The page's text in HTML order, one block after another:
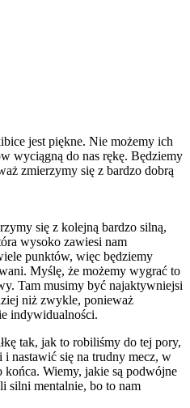
jest piękne. Nie możemy ich
wyciągną do nas rękę. Będziemy
zmierzymy się z bardzo dobrą
się z kolejną bardzo silną,
wysoko zawiesi nam
punktów, więc będziemy
Myślę, że możemy wygrać to
Tam musimy być najaktywniejsi
niż zwykle, ponieważ
indywidualności.
tak, jak to robiliśmy do tej pory,
nastawić się na trudny mecz, w
Wiemy, jakie są podwójne
silni mentalnie, bo to nam